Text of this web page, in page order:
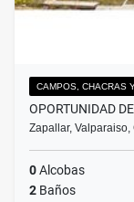
CAMPOS, CHACRAS
OPORTUNIDAD
Zapallar, Valparaiso,
0Alcobas
2 Baños